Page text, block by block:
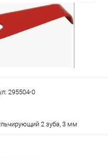
295504-0
2 зуба, 3 мм